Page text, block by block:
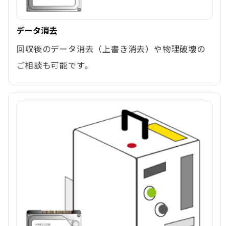
データ消去
回収後のデータ消去（上書き消去）や物理破壊の
ご相談も可能です。